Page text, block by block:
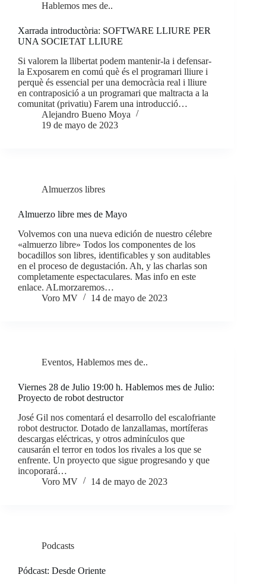
Hablemos mes de..
Xarrada introductòria: SOFTWARE LLIURE PER
UNA SOCIETAT LLIURE
Si valorem la llibertat podem mantenir-la i defensar-
la Exposarem en comú què és el programari lliure i
perquè és essencial per una democràcia real i lliure
en contraposició a un programari que maltracta a la
comunitat (privatiu) Farem una introducció…
Alejandro Bueno Moya
19 de mayo de 2023
Almuerzos libres
Almuerzo libre mes de Mayo
Volvemos con una nueva edición de nuestro célebre
«almuerzo libre» Todos los componentes de los
bocadillos son libres, identificables y son auditables
en el proceso de degustación. Ah, y las charlas son
completamente espectaculares. Mas info en este
enlace. ALmorzaremos…
Voro MV
14 de mayo de 2023
Eventos, Hablemos mes de..
Viernes 28 de Julio 19:00 h. Hablemos mes de Julio:
Proyecto de robot destructor
José Gil nos comentará el desarrollo del escalofriante
robot destructor. Dotado de lanzallamas, mortíferas
descargas eléctricas, y otros adminículos que
causarán el terror en todos los rivales a los que se
enfrente. Un proyecto que sigue progresando y que
incoporará…
Voro MV
14 de mayo de 2023
Podcasts
Pódcast: Desde Oriente